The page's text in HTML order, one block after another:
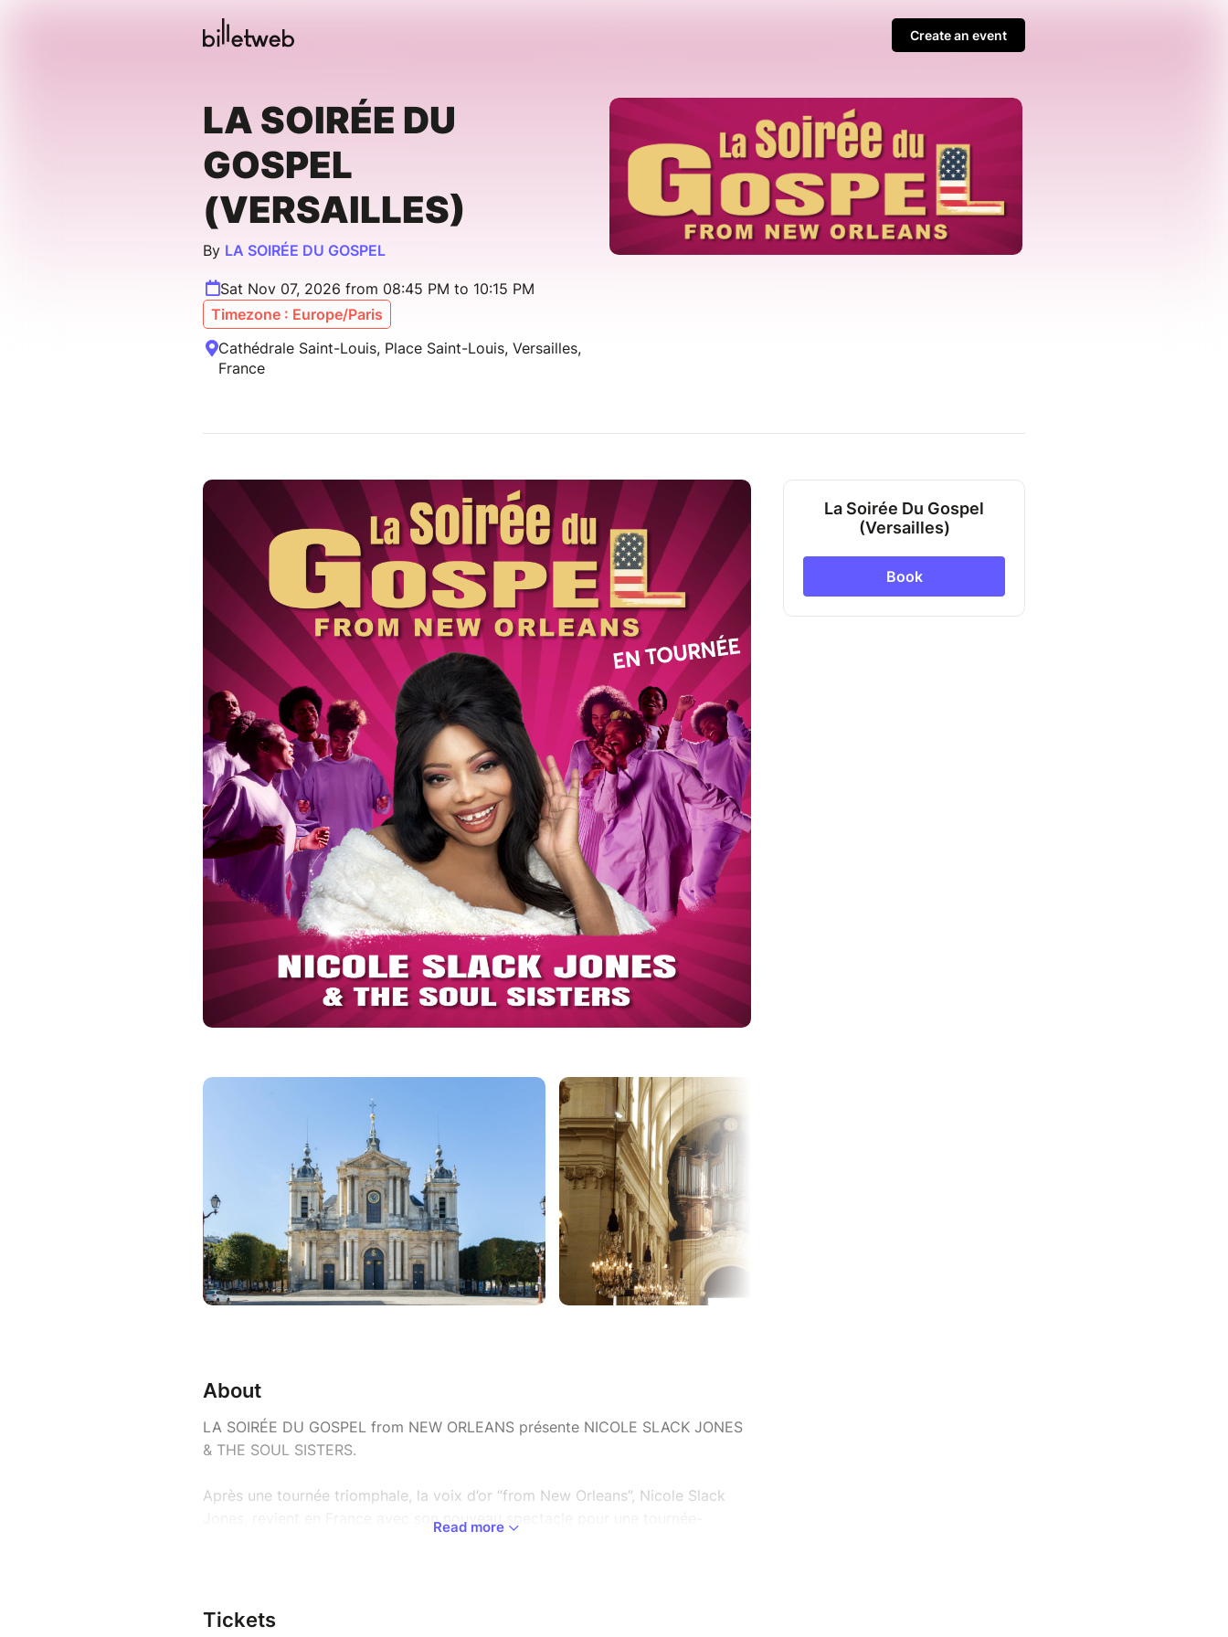
Create an event
LA SOIRÉE DU
GOSPEL
(VERSAILLES)
By LA SOIRÉE DU GOSPEL
Sat Nov 07, 2026 from 08:45 PM to 10:15 PM
Timezone : Europe/Paris
Cathédrale Saint-Louis, Place Saint-Louis, Versailles,
France
About
LA SOIRÉE DU GOSPEL from NEW ORLEANS présente NICOLE SLACK JONES
& THE SOUL SISTERS.
Après une tournée triomphale, la voix d’or “from New Orleans”, Nicole Slack
Jones, revient en France avec son nouveau spectacle pour une tournée-
Imaginez un instant l’énergie, les voix, la ferveur… Ce concert va littéralement
Read more
Tickets
La Soirée Du Gospel
(Versailles)
Book